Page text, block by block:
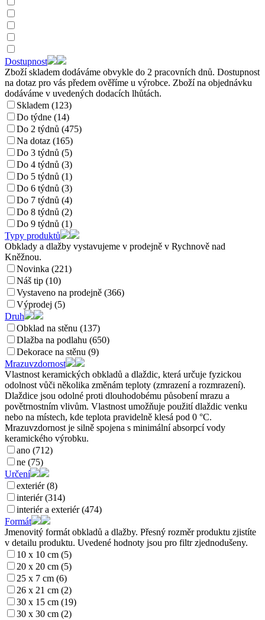
Dostupnost
Zboží skladem dodáváme obvykle do 2 pracovních dnů. Dostupnost
na dotaz pro vás předem ověříme u výrobce. Zboží na objednávku
dodáváme v uvedených dodacích lhůtách.
Skladem (123)
Do týdne (14)
Do 2 týdnů (475)
Na dotaz (165)
Do 3 týdnů (5)
Do 4 týdnů (3)
Do 5 týdnů (1)
Do 6 týdnů (3)
Do 7 týdnů (4)
Do 8 týdnů (2)
Do 9 týdnů (1)
Typy produktů
Obklady a dlažby vystavujeme v prodejně v Rychnově nad
Kněžnou.
Novinka (221)
Náš tip (10)
Vystaveno na prodejně (366)
Výprodej (5)
Druh
Obklad na stěnu (137)
Dlažba na podlahu (650)
Dekorace na stěnu (9)
Mrazuvzdornost
Vlastnost keramických obkladů a dlaždic, která určuje fyzickou
odolnost vůči několika změnám teploty (zmrazení a rozmrazení).
Dlaždice jsou odolné proti dlouhodobému působení mrazu a
povětrnostním vlivům. Vlastnost umožňuje použití dlaždic venku
nebo na místech, kde teplota pravidelně klesá pod 0 °C.
Mrazuvzdornost je silně spojena s minimální absorpcí vody
keramického výrobku.
ano (712)
ne (75)
Určení
exteriér (8)
interiér (314)
interiér a exteriér (474)
Formát
Jmenovitý formát obkladů a dlažby. Přesný rozměr produktu zjistíte
v detailu produktu. Uvedené hodnoty jsou pro filtr zjednodušeny.
10 x 10 cm (5)
20 x 20 cm (5)
25 x 7 cm (6)
26 x 21 cm (2)
30 x 15 cm (19)
30 x 30 cm (2)